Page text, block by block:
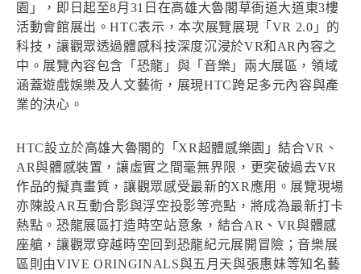
園」，即日起至8月31日在高雄大魯閣草衙道大道東3樓
活動會館展出。HTC表示，本次展覽展現「VR 2.0」的
科技，讓觀眾透過體感科技深度沉浸於VR和AR內容之
中。展覽內容包含「恐龍」與「音樂」兩大展區，領域
涵蓋遊戲娛樂及人文藝術，展現HTC跨足多元內容與產
業的決心。
HTC設立於高雄大魯閣的「XR超體感樂園」結合VR、
AR與體感裝置，讓虛實之間毫無界限，更突破過去VR
作品的擬真畫質，讓觀眾感受最新的XR應用。展覽現場
亦陳設AR互動合影與浮空投影等亮點，將成為最新打卡
熱點。恐龍展區打造時空站意象，結合AR、VR與體感
座艙，讓觀眾穿越時空回到恐龍紀元展開冒險；音樂展
區則由VIVE ORINGINALS與五月天與張惠妹等知名藝